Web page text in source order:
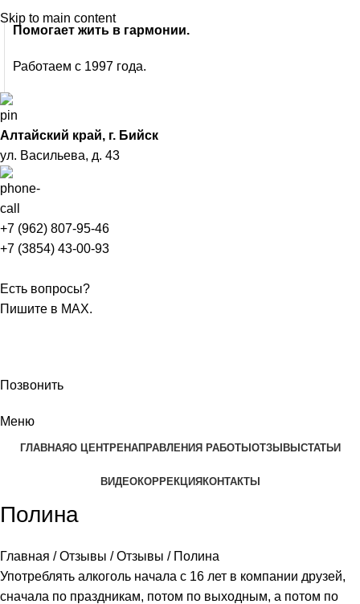
Skip to main content
Помогает жить в гармонии.
Работаем с 1997 года.
Алтайский край, г. Бийск
ул. Васильева, д. 43
+7 (962) 807-95-46
+7 (3854) 43-00-93
Есть вопросы?
Пишите в MAX.
Позвонить
Меню
ГЛАВНАЯО ЦЕНТРЕНАПРАВЛЕНИЯ РАБОТЫ ОТЗЫВЫ СТАТЬИ
ВИДЕОКОРРЕКЦИЯ КОНТАКТЫ
Полина
Главная /Отзывы /Отзывы / Полина
Употреблять алкоголь начала с 16 лет в компании друзей,
сначала по праздникам, потом по выходным, а потом по